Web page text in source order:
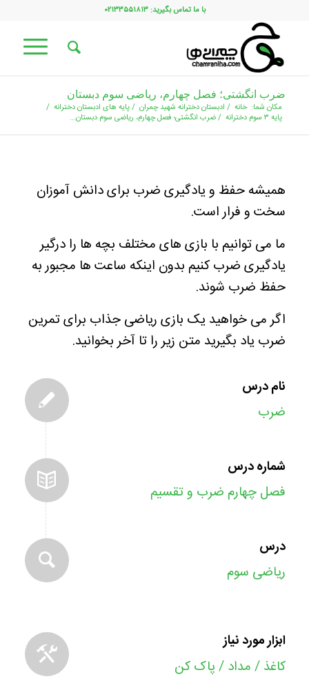
با ما تماس بگیرید: ۰۲۱۳۳۵۵۱۸۱۳
ضرب انگشتی؛ فصل چهارم، ریاضی سوم دبستان
مکان شما: خانه / ادبستان دخترانه شهید چمران /پایه های ادبستان دخترانه /
پایه ۳ سوم دخترانه
/ضرب انگشتی؛ فصل چهارم، ریاضی سوم دبستان...
همیشه حفظ و یادگیری ضرب برای دانش آموزان
سخت و فرار است.
ما می توانیم با بازی های مختلف بچه ها را درگیر
یادگیری ضرب کنیم بدون اینکه ساعت ها مجبور به
حفظ ضرب شوند.
اگر می خواهید یک بازی ریاضی جذاب برای تمرین
ضرب یاد بگیرید متن زیر را تا آخر بخوانید.
نام درس
ضرب
شماره درس
فصل چهارم ضرب و تقسیم
درس
ریاضی سوم
ابزار مورد نیاز
کاغذ / مداد / پاک کن